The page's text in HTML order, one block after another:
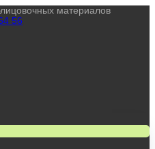
материалов
56